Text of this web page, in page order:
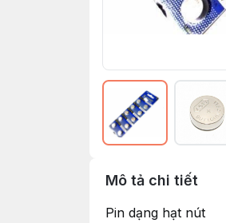
Mô tả chi tiết
Pin dạng hạt nút